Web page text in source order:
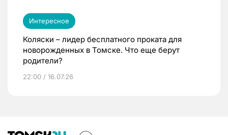
Интересное
Коляски – лидер бесплатного проката для
новорожденных в Томске. Что еще берут
родители?
22:00 / 16.07.26